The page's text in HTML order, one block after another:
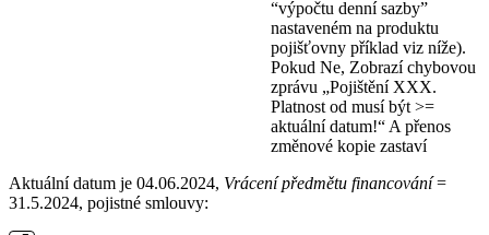
“výpočtu denní sazby”
nastaveném na produktu
pojišťovny příklad viz níže).
Pokud Ne, Zobrazí chybovou
zprávu „Pojištění XXX.
Platnost od musí být >=
aktuální datum!“ A přenos
změnové kopie zastaví
Aktuální datum je 04.06.2024, Vrácení předmětu financování=
31.5.2024, pojistné smlouvy: